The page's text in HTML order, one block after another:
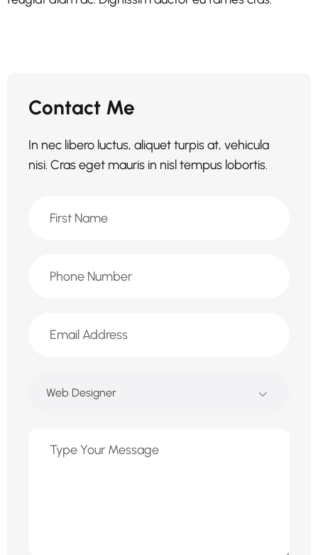
Contact Me
In nec libero luctus, aliquet turpis at, vehicula
nisi. Cras eget mauris in nisl tempus lobortis.
Web Designer